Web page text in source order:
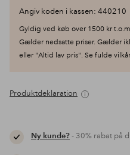
Angiv koden i kassen: 440210
Gyldig ved køb over 1500 kr
Gælder nedsatte priser. Gælder
eller "Altid lav pris". Se fulde
Produktdeklaration
Ny kunde?- 30% rabat på